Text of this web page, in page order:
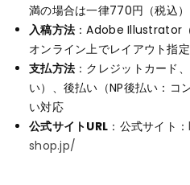
満の場合は一律770円（税込）
入稿方法 ：Adobe Illustrator
オンライン上でレイアウト指
支払方法 ：クレジットカード
い）、後払い（NP後払い：コ
い対応
公式サイトURL ：公式サイト：
shop.jp/